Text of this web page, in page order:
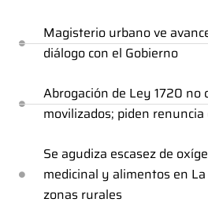
Magisterio urbano ve
diálogo con el Gobierno
Abrogación de Ley 1720 no
movilizados; piden renuncia
Se agudiza escasez de
medicinal y alimentos en
zonas rurales